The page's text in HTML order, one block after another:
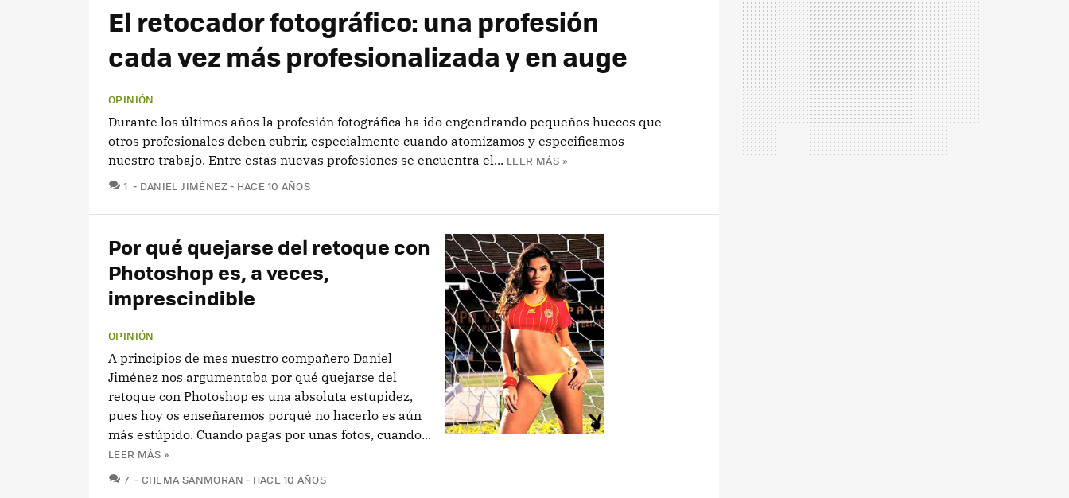
El retocador fotográfico: una profesión
cada vez más profesionalizada y en auge
OPINIÓN
Durante los últimos años la profesión fotográfica ha ido engendrando pequeños huecos que
otros profesionales deben cubrir, especialmente cuando atomizamos y especificamos
nuestro trabajo. Entre estas nuevas profesiones se encuentra el... LEER MÁS »
1 COMENTARIOS
DANIEL JIMÉNEZ HACE 10 AÑOS
Por qué quejarse del retoque con
Photoshop es, a veces,
imprescindible
OPINIÓN
A principios de mes nuestro compañero Daniel
Jiménez nos argumentaba por qué quejarse del
retoque con Photoshop es una absoluta estupidez,
pues hoy os enseñaremos porqué no hacerlo es aún
más estúpido. Cuando pagas por unas fotos, cuando...
LEER MÁS »
7 COMENTARIOS
CHEMA SANMORAN HACE 10 AÑOS